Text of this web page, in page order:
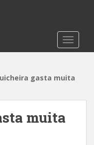
gasta muita
muita